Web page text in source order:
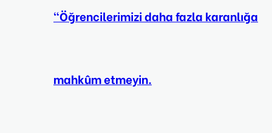
“Öğrencilerimizi daha fazla karanlığa
mahkûm etmeyin.